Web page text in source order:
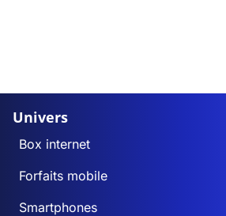
Univers
Box internet
Forfaits mobile
Smartphones